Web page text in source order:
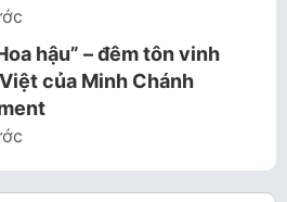
hậu” – đêm tôn vinh
của Minh Chánh